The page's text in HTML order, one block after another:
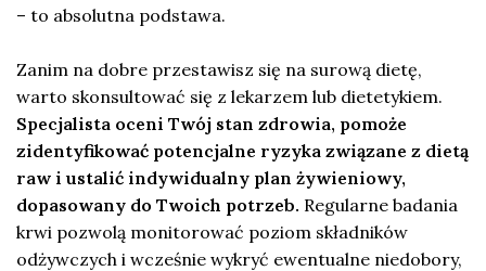
– to absolutna podstawa.
Zanim na dobre przestawisz się na surową dietę,
warto skonsultować się z lekarzem lub dietetykiem.
Specjalista oceni Twój stan zdrowia, pomoże
zidentyfikować potencjalne ryzyka związane z dietą
raw i ustalić indywidualny plan żywieniowy,
dopasowany do Twoich potrzeb. Regularne badania
krwi pozwolą monitorować poziom składników
odżywczych i wcześnie wykryć ewentualne niedobory,